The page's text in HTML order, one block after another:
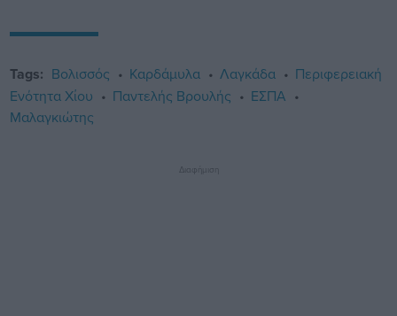
Tags: Βολισσός Καρδάμυλα Λαγκάδα
Περιφερειακή
Ενότητα Χίου
Παντελής Βρουλής
ΕΣΠΑ
Μαλαγκιώτης
Διαφήμιση